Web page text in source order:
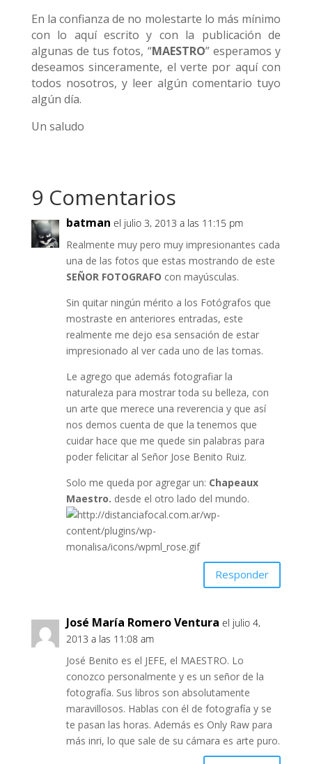
En la confianza de no molestarte lo más mínimo
con lo aquí escrito y con la publicación de
algunas de tus fotos, “MAESTRO” esperamos y
deseamos sinceramente, el verte por aquí con
todos nosotros, y leer algún comentario tuyo
algún día.
Un saludo
9 Comentarios
batman el julio 3, 2013 a las 11:15 pm
Realmente muy pero muy impresionantes cada
una de las fotos que estas mostrando de este
SEÑOR FOTOGRAFO con mayúsculas.
Sin quitar ningún mérito a los Fotógrafos que
mostraste en anteriores entradas, este
realmente me dejo esa sensación de estar
impresionado al ver cada uno de las tomas.
Le agrego que además fotografiar la
naturaleza para mostrar toda su belleza, con
un arte que merece una reverencia y que así
nos demos cuenta de que la tenemos que
cuidar hace que me quede sin palabras para
poder felicitar al Señor Jose Benito Ruiz.
Solo me queda por agregar un: Chapeaux
Maestro. desde el otro lado del mundo.
Responder
José María Romero Ventura el julio 4,
2013 a las 11:08 am
José Benito es el JEFE, el MAESTRO. Lo
conozco personalmente y es un señor de la
fotografía. Sus libros son absolutamente
maravillosos. Hablas con él de fotografía y se
te pasan las horas. Además es Only Raw para
más inri, lo que sale de su cámara es arte puro.